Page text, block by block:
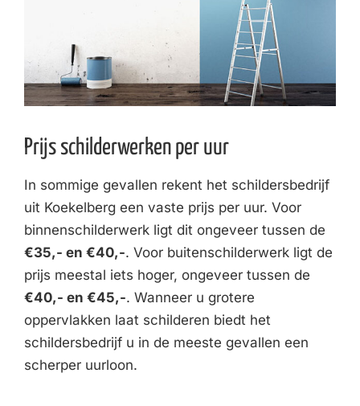
Prijs schilderwerken per uur
In sommige gevallen rekent het schildersbedrijf
uit Koekelberg een vaste prijs per uur. Voor
binnenschilderwerk ligt dit ongeveer tussen de
€35,- en €40,-. Voor buitenschilderwerk ligt de
prijs meestal iets hoger, ongeveer tussen de
€40,- en €45,-. Wanneer u grotere
oppervlakken laat schilderen biedt het
schildersbedrijf u in de meeste gevallen een
scherper uurloon.